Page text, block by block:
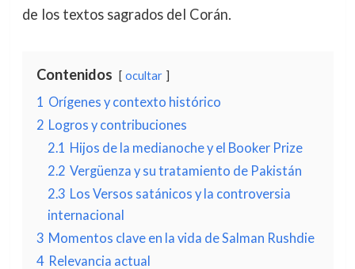
de los textos sagrados del Corán.
Contenidos ocultar
1 Orígenes y contexto histórico
2 Logros y contribuciones
2.1 Hijos de la medianoche y el Booker Prize
2.2 Vergüenza y su tratamiento de Pakistán
2.3 Los Versos satánicos y la controversia
internacional
3 Momentos clave en la vida de Salman Rushdie
4 Relevancia actual